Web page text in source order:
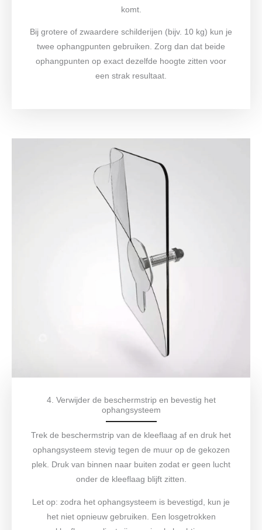
komt.
Bij grotere of zwaardere schilderijen (bijv. 10 kg) kun je
twee ophangpunten gebruiken. Zorg dan dat beide
ophangpunten op exact dezelfde hoogte zitten voor
een strak resultaat.
4. Verwijder de beschermstrip en bevestig het
ophangsysteem
Trek de beschermstrip van de kleeflaag af en druk het
ophangsysteem stevig tegen de muur op de gekozen
plek. Druk van binnen naar buiten zodat er geen lucht
onder de kleeflaag blijft zitten.
Let op: zodra het ophangsysteem is bevestigd, kun je
het niet opnieuw gebruiken. Een losgetrokken